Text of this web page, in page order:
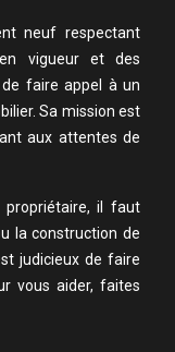
neuf respectant
vigueur et des
faire appel à un
Sa mission est
aux attentes de
propriétaire, il faut
la construction de
judicieux de faire
vous aider, faites